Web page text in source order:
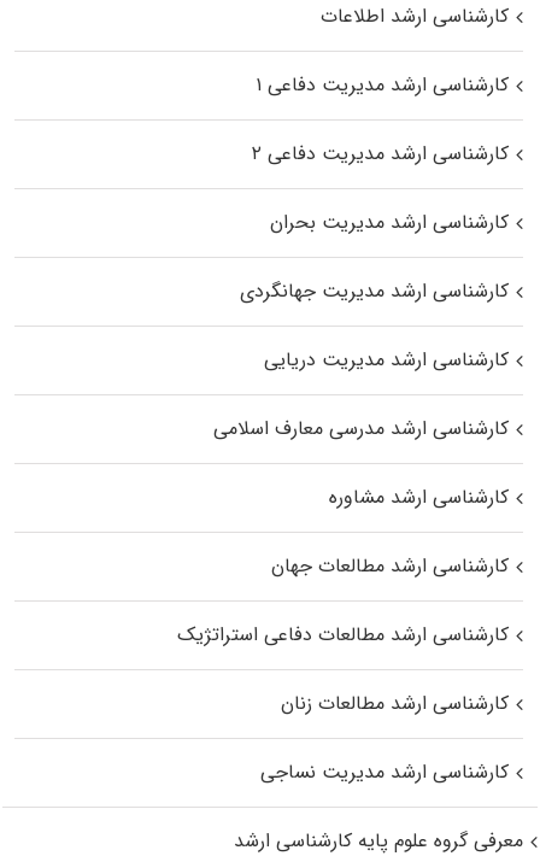
کارشناسی ارشد اطلاعات
کارشناسی ارشد مدیریت دفاعی ۱
کارشناسی ارشد مدیریت دفاعی ۲
کارشناسی ارشد مدیریت بحران
کارشناسی ارشد مدیریت جهانگردی
کارشناسی ارشد مدیریت دریایی
کارشناسی ارشد مدرسی معارف اسلامی
کارشناسی ارشد مشاوره
کارشناسی ارشد مطالعات جهان
کارشناسی ارشد مطالعات دفاعی استراتژیک
کارشناسی ارشد مطالعات زنان
کارشناسی ارشد مدیریت نساجی
معرفی گروه علوم پایه کارشناسی ارشد